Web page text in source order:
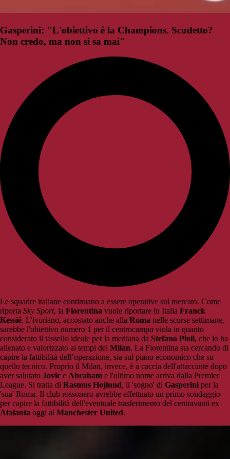
Gasperini: "L'obiettivo è la Champions. Scudetto?
Non credo, ma non si sa mai"
Le squadre italiane continuano a essere operative sul mercato. Come
riporta Sky Sport, la Fiorentina vuole riportare in Italia Franck
Kessié. L'ivoriano, accostato anche alla Roma nelle scorse settimane,
sarebbe l'obiettivo numero 1 per il centrocampo viola in quanto
considerato il tassello ideale per la mediana da Stefano Pioli, che lo ha
allenato e valorizzato ai tempi del Milan. La Fiorentina sta cercando di
capire la fattibilità dell’operazione, sia sul piano economico che su
quello tecnico. Proprio il Milan, invece, è a caccia dell'attaccante dopo
aver salutato Jovic e Abraham e l'ultimo nome arriva dalla Premier
League. Si tratta di Rasmus Hojlund, il 'sogno' di Gasperini per la
'sua' Roma. Il club rossonero avrebbe effettuato un primo sondaggio
per capire la fattibilità dell'eventuale trasferimento del centravanti ex
Atalanta oggi al Manchester United.